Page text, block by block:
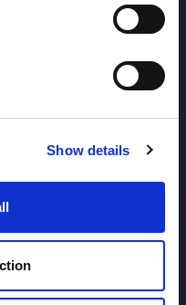
Show details
en nieve, montaña y esquí,